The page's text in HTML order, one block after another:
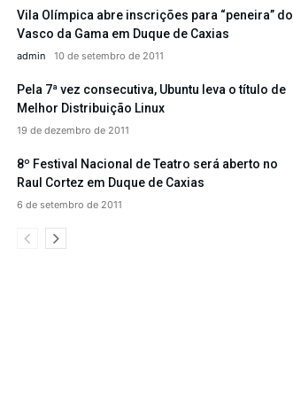
Vila Olímpica abre inscrições para “peneira” do
Vasco da Gama em Duque de Caxias
admin 10 de setembro de 2011
Pela 7ª vez consecutiva, Ubuntu leva o título de
Melhor Distribuição Linux
19 de dezembro de 2011
8º Festival Nacional de Teatro será aberto no
Raul Cortez em Duque de Caxias
6 de setembro de 2011